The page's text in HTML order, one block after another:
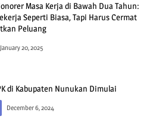
Masa Kerja di Bawah Dua Tahun:
Seperti Biasa, Tapi Harus Cermat
Peluang
January 20, 2025
di Kabupaten Nunukan Dimulai
December 6, 2024